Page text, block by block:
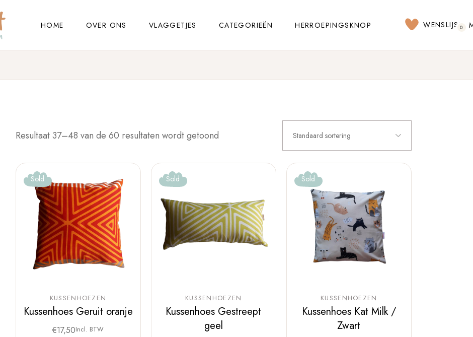
HOME OVER ONS VLAGGETJES CATEGORIEËN HERROEPINGSKNOP WENSLIJST
0
Resultaat 37–48 van de 60 resultaten wordt getoond Standaard sortering
Sold
KUSSENHOEZEN
Kussenhoes Geruit oranje
€17,50Incl. BTW
Sold
KUSSENHOEZEN
Kussenhoes Gestreept
geel
Sold
KUSSENHOEZEN
Kussenhoes Kat Milk /
Zwart